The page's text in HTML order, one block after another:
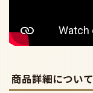
商品詳細について